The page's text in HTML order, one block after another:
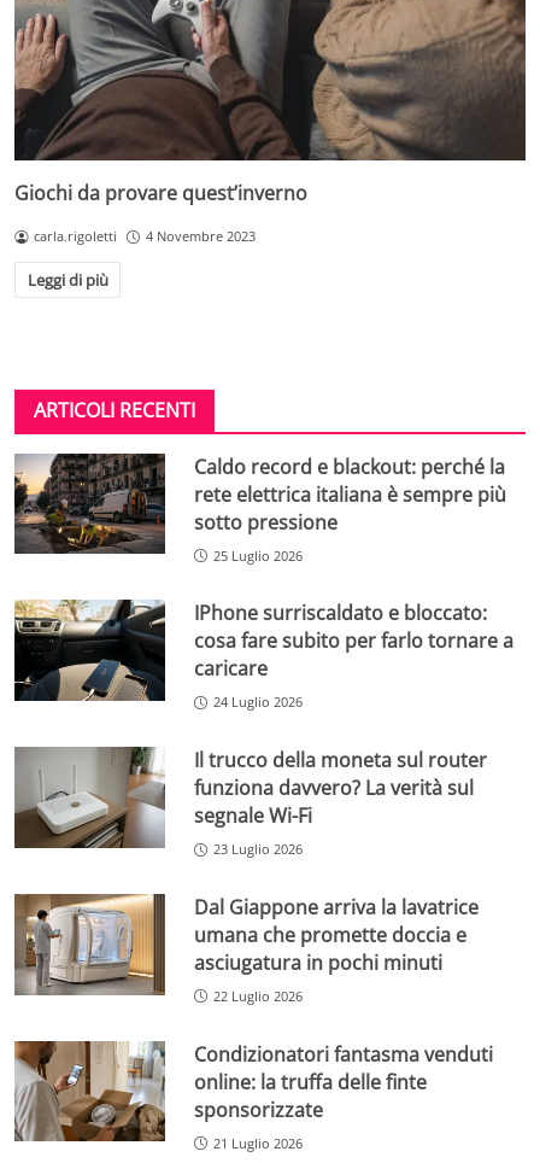
Giochi da provare quest’inverno
carla.rigoletti 4 Novembre 2023
Leggi di più
ARTICOLI RECENTI
Caldo record e blackout: perché la
rete elettrica italiana è sempre più
sotto pressione
25 Luglio 2026
IPhone surriscaldato e bloccato:
cosa fare subito per farlo tornare a
caricare
24 Luglio 2026
Il trucco della moneta sul router
funziona davvero? La verità sul
segnale Wi-Fi
23 Luglio 2026
Dal Giappone arriva la lavatrice
umana che promette doccia e
asciugatura in pochi minuti
22 Luglio 2026
Condizionatori fantasma venduti
online: la truffa delle finte
sponsorizzate
21 Luglio 2026